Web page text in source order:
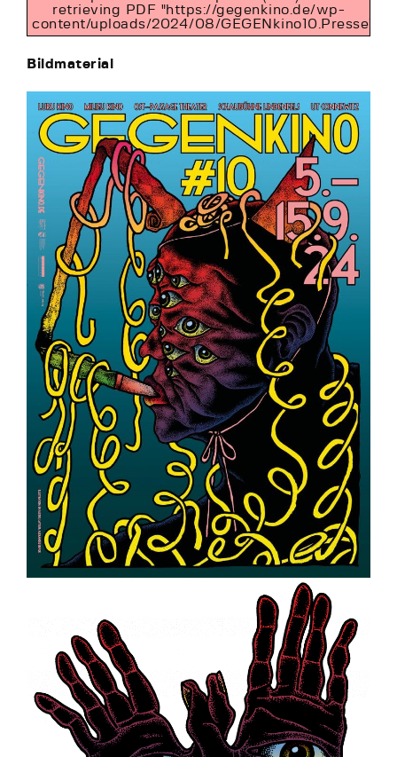
retrieving PDF "https://gegenkino.de/wp-
content/uploads/2024/08/
Bildmaterial